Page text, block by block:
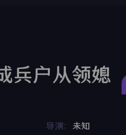
兵户从领媳
导演： 未知